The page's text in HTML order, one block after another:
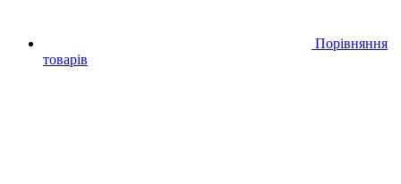
Порівняння
товарів